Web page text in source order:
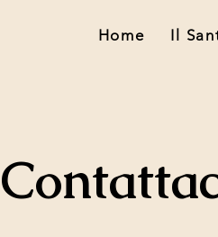
Home Il